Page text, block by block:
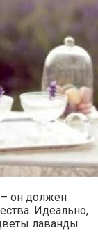
– он должен
Идеально,
лаванды